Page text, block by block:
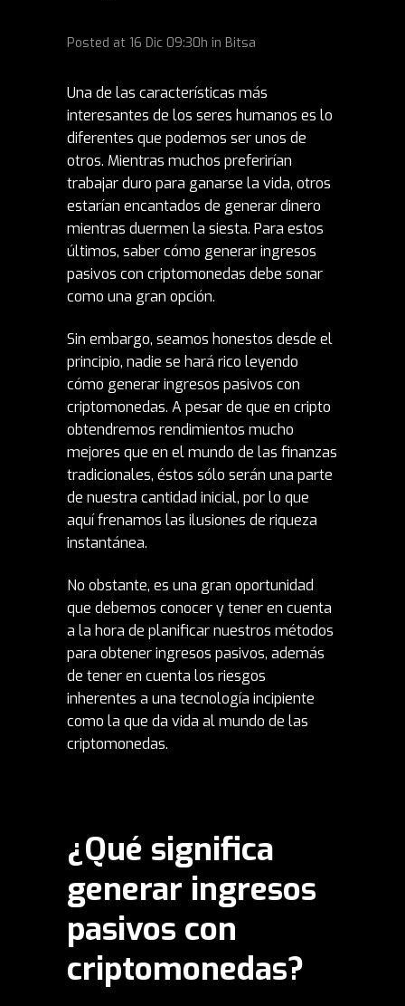
Posted at 16 Dic 09:30h in Bitsa
Una de las características más
interesantes de los seres humanos es lo
diferentes que podemos ser unos de
otros. Mientras muchos preferirían
trabajar duro para ganarse la vida, otros
estarían encantados de generar dinero
mientras duermen la siesta. Para estos
últimos, saber cómo generar ingresos
pasivos con criptomonedas debe sonar
como una gran opción.
Sin embargo, seamos honestos desde el
principio, nadie se hará rico leyendo
cómo generar ingresos pasivos con
criptomonedas. A pesar de que en cripto
obtendremos rendimientos mucho
mejores que en el mundo de las finanzas
tradicionales, éstos sólo serán una parte
de nuestra cantidad inicial, por lo que
aquí frenamos las ilusiones de riqueza
instantánea.
No obstante, es una gran oportunidad
que debemos conocer y tener en cuenta
a la hora de planificar nuestros métodos
para obtener ingresos pasivos, además
de tener en cuenta los riesgos
inherentes a una tecnología incipiente
como la que da vida al mundo de las
criptomonedas.
¿Qué significa
generar ingresos
pasivos con
criptomonedas?